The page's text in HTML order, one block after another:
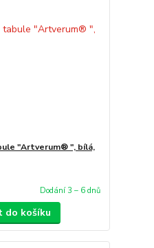
"Artverum® ", bílá,
Dodání 3 – 6 dnů
do košíku